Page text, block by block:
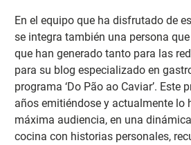
En el equipo que ha disfrutado de
se integra también una persona
que han generado tanto para las
para su blog especializado en
programa ‘Do Pão ao Caviar’. Este
años emitiéndose y actualmente lo
máxima audiencia, en una
cocina con historias personales,